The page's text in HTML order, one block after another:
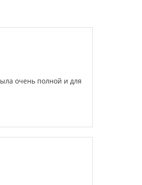
очень полной и для